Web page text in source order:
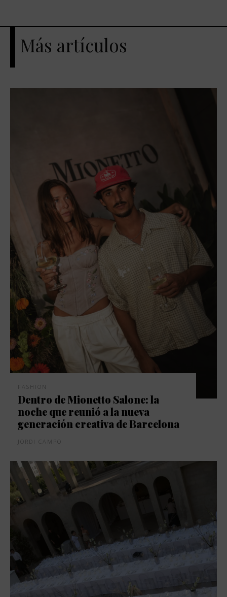
Más artículos
FASHION
Dentro de Mionetto Salone: la
noche que reunió a la nueva
generación creativa de Barcelona
JORDI CAMPO